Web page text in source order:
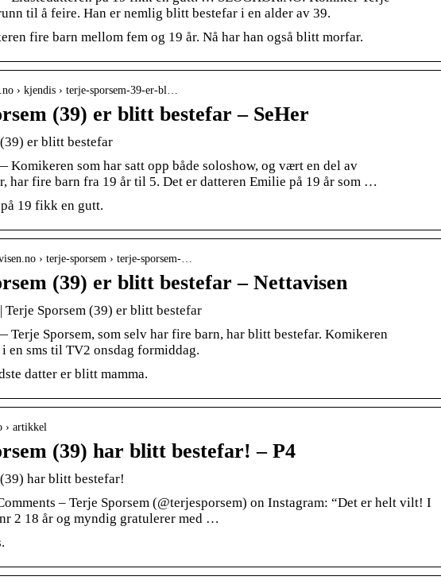
til å feire. Han er nemlig blitt bestefar i en alder av 39.
fire barn mellom fem og 19 år. Nå har han også blitt morfar.
› kjendis › terje-sporsem-39-er-bl…
(39) er blitt bestefar – SeHer
er blitt bestefar
Komikeren som har satt opp både soloshow, og vært en del av
har fire barn fra 19 år til 5. Det er datteren Emilie på 19 år som …
19 fikk en gutt.
› terje-sporsem › terje-sporsem-…
(39) er blitt bestefar – Nettavisen
Terje Sporsem (39) er blitt bestefar
Terje Sporsem, som selv har fire barn, har blitt bestefar. Komikeren
en sms til TV2 onsdag formiddag.
datter er blitt mamma.
› artikkel
(39) har blitt bestefar! – P4
har blitt bestefar!
– Terje Sporsem (@terjesporsem) on Instagram: “Det er helt vilt! I
2 18 år og myndig gratulerer med …